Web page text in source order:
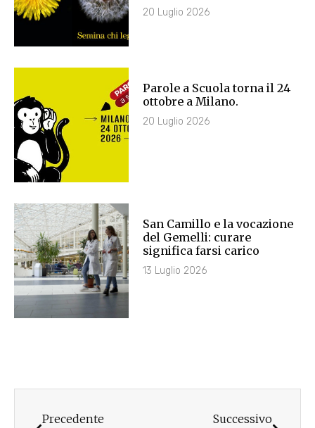
20 Luglio 2026
Parole a Scuola torna il 24
ottobre a Milano.
20 Luglio 2026
San Camillo e la vocazione
del Gemelli: curare
significa farsi carico
13 Luglio 2026
Precedente Successivo